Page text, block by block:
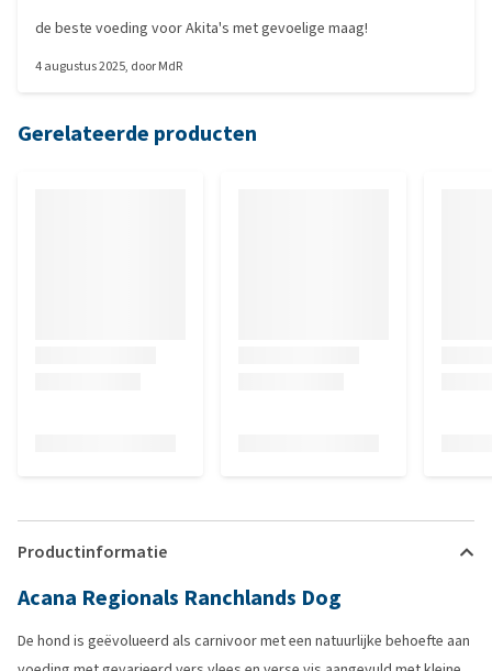
de beste voeding voor Akita's met gevoelige maag!
4 augustus 2025, doorMdR
Gerelateerde producten
Productinformatie
Acana Regionals Ranchlands Dog
De hond is geëvolueerd als carnivoor met een natuurlijke behoefte aan